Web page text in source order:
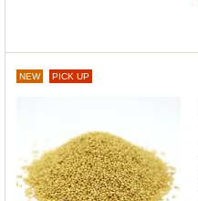
NEW PICK UP